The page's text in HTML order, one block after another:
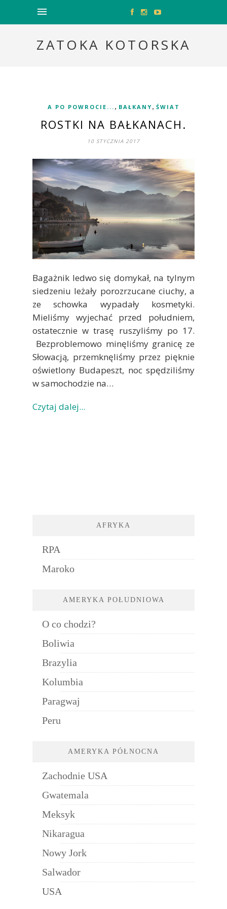
ZATOKA KOTORSKA
A PO POWROCIE... , BAŁKANY , ŚWIAT
ROSTKI NA BAŁKANACH.
10 STYCZNIA 2017
Bagażnik ledwo się domykał, na tylnym
siedzeniu leżały porozrzucane ciuchy, a
ze schowka wypadały kosmetyki.
Mieliśmy wyjechać przed południem,
ostatecznie w trasę ruszyliśmy po 17.
Bezproblemowo minęliśmy granicę ze
Słowacją, przemknęliśmy przez pięknie
oświetlony Budapeszt, noc spędziliśmy
w samochodzie na…
Czytaj dalej...
AFRYKA
RPA
Maroko
AMERYKA POŁUDNIOWA
O co chodzi?
Boliwia
Brazylia
Kolumbia
Paragwaj
Peru
AMERYKA PÓŁNOCNA
Zachodnie USA
Gwatemala
Meksyk
Nikaragua
Nowy Jork
Salwador
USA